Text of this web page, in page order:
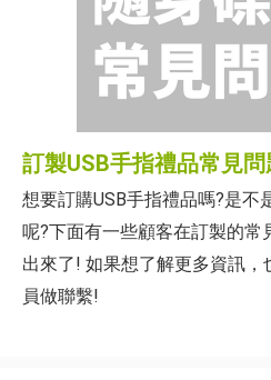
訂製USB手指禮品常見問
想要訂購USB手指禮品嗎?是不
呢?下面有一些顧客在訂製的常
出來了! 如果想了解更多資訊
員做聯繫!